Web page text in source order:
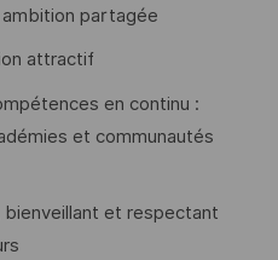
partagée
attractif
en continu :
et communautés
bienveillant et respectant